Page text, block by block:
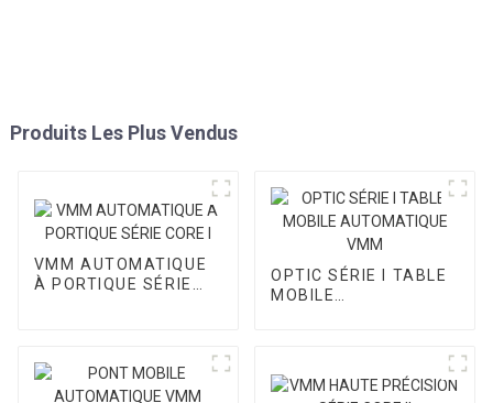
Produits Les Plus Vendus
VMM AUTOMATIQUE
À PORTIQUE SÉRIE
OPTIC SÉRIE I TABLE
MOBILE